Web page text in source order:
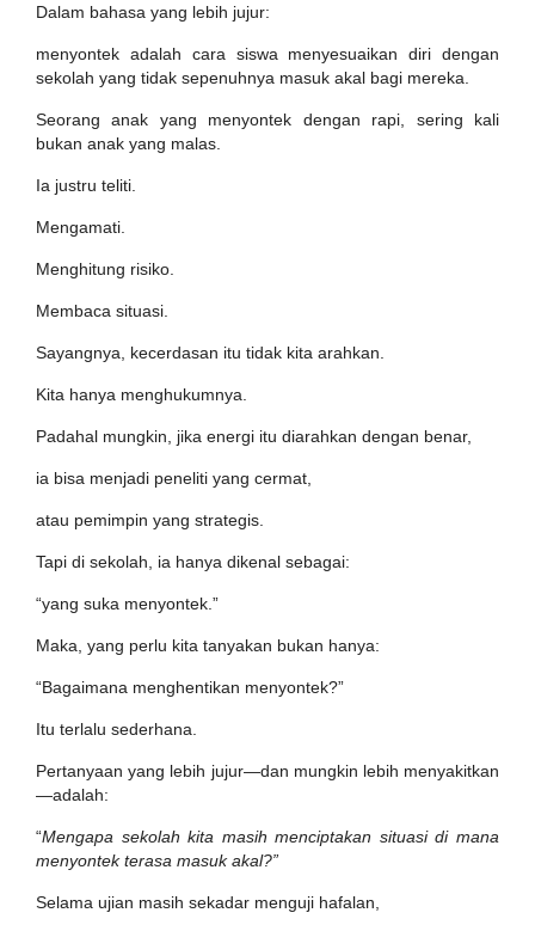
Dalam bahasa yang lebih jujur:
menyontek adalah cara siswa menyesuaikan diri dengan
sekolah yang tidak sepenuhnya masuk akal bagi mereka.
Seorang anak yang menyontek dengan rapi, sering kali
bukan anak yang malas.
Ia justru teliti.
Mengamati.
Menghitung risiko.
Membaca situasi.
Sayangnya, kecerdasan itu tidak kita arahkan.
Kita hanya menghukumnya.
Padahal mungkin, jika energi itu diarahkan dengan benar,
ia bisa menjadi peneliti yang cermat,
atau pemimpin yang strategis.
Tapi di sekolah, ia hanya dikenal sebagai:
“yang suka menyontek.”
Maka, yang perlu kita tanyakan bukan hanya:
“Bagaimana menghentikan menyontek?”
Itu terlalu sederhana.
Pertanyaan yang lebih jujur—dan mungkin lebih menyakitkan
—adalah:
“Mengapa sekolah kita masih menciptakan situasi di mana
menyontek terasa masuk akal?”
Selama ujian masih sekadar menguji hafalan,